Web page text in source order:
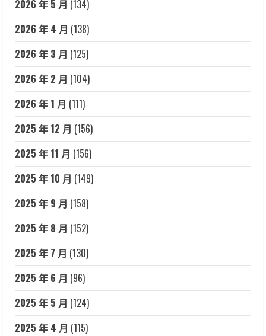
2026 年 5 月 (134)
2026 年 4 月 (138)
2026 年 3 月 (125)
2026 年 2 月 (104)
2026 年 1 月 (111)
2025 年 12 月 (156)
2025 年 11 月 (156)
2025 年 10 月 (149)
2025 年 9 月 (158)
2025 年 8 月 (152)
2025 年 7 月 (130)
2025 年 6 月 (96)
2025 年 5 月 (124)
2025 年 4 月 (115)